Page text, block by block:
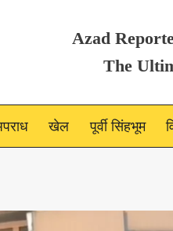
Azad
The
खेल पूर्वी सिंहभूम